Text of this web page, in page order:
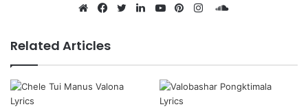
SoundCloud
Related Articles